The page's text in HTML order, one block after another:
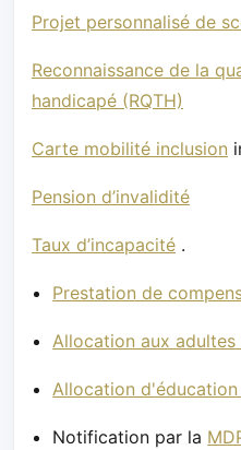
Projet personnalisé de
Reconnaissance de la
handicapé (RQTH)
Carte mobilité inclusion
Pension d’invalidité
Taux d’incapacité .
Prestation de
Allocation aux adultes
Allocation
Notification par la